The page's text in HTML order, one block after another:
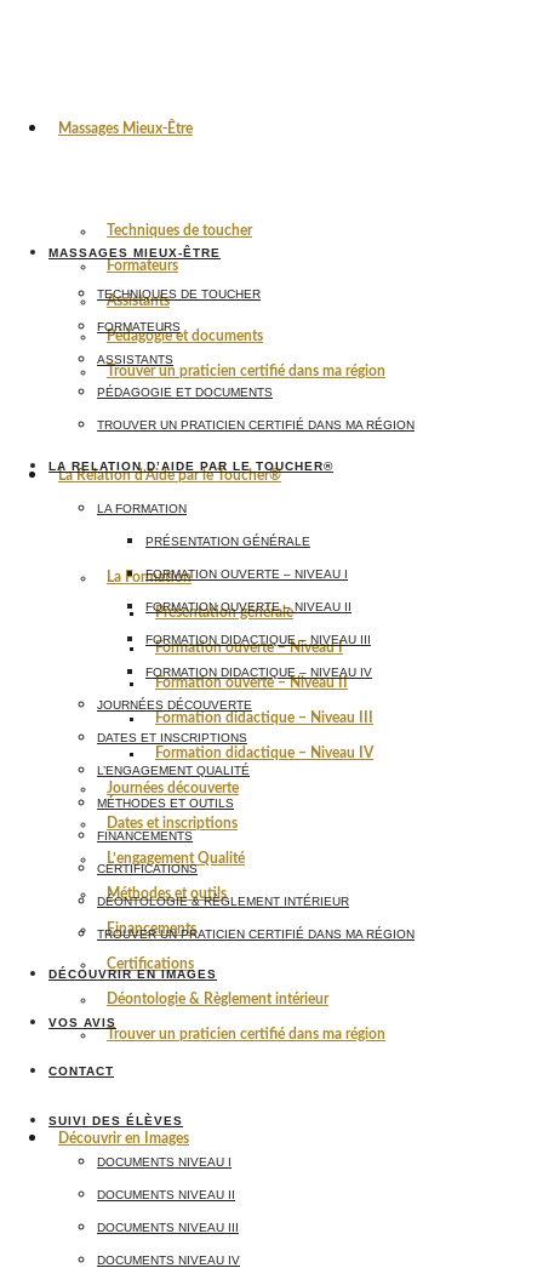
Massages Mieux-Être
Techniques de toucher
Formateurs
Assistants
Pédagogie et documents
Trouver un praticien certifié dans ma région
La Relation d’Aide par le Toucher®
La Formation
Présentation générale
Formation ouverte – Niveau I
Formation ouverte – Niveau II
Formation didactique – Niveau III
Formation didactique – Niveau IV
Journées découverte
Dates et inscriptions
L’engagement Qualité
Méthodes et outils
Financements
Certifications
Déontologie & Règlement intérieur
Trouver un praticien certifié dans ma région
Découvrir en Images
MASSAGES MIEUX-ÊTRE
TECHNIQUES DE TOUCHER
FORMATEURS
ASSISTANTS
PÉDAGOGIE ET DOCUMENTS
TROUVER UN PRATICIEN CERTIFIÉ DANS MA RÉGION
LA RELATION D’AIDE PAR LE TOUCHER®
LA FORMATION
PRÉSENTATION GÉNÉRALE
FORMATION OUVERTE – NIVEAU I
FORMATION OUVERTE – NIVEAU II
FORMATION DIDACTIQUE – NIVEAU III
FORMATION DIDACTIQUE – NIVEAU IV
JOURNÉES DÉCOUVERTE
DATES ET INSCRIPTIONS
L’ENGAGEMENT QUALITÉ
MÉTHODES ET OUTILS
FINANCEMENTS
CERTIFICATIONS
DÉONTOLOGIE & RÈGLEMENT INTÉRIEUR
TROUVER UN PRATICIEN CERTIFIÉ DANS MA RÉGION
DÉCOUVRIR EN IMAGES
VOS AVIS
CONTACT
SUIVI DES ÉLÈVES
DOCUMENTS NIVEAU I
DOCUMENTS NIVEAU II
DOCUMENTS NIVEAU III
DOCUMENTS NIVEAU IV